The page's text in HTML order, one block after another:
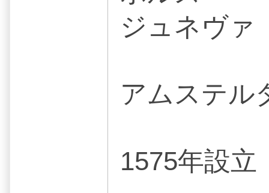
ジュネヴァ
アムステル
1575年設立